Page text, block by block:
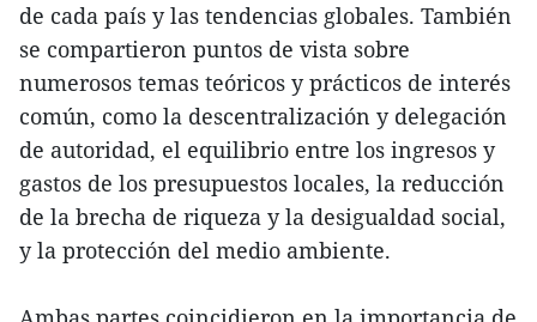
de cada país y las tendencias globales. También
se compartieron puntos de vista sobre
numerosos temas teóricos y prácticos de interés
común, como la descentralización y delegación
de autoridad, el equilibrio entre los ingresos y
gastos de los presupuestos locales, la reducción
de la brecha de riqueza y la desigualdad social,
y la protección del medio ambiente.